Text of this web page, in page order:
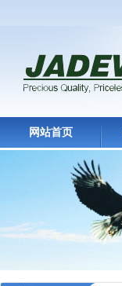
网站首页